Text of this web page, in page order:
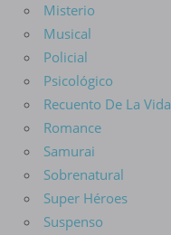
Misterio
Musical
Policial
Psicológico
Recuento De La Vida
Romance
Samurai
Sobrenatural
Super Héroes
Suspenso